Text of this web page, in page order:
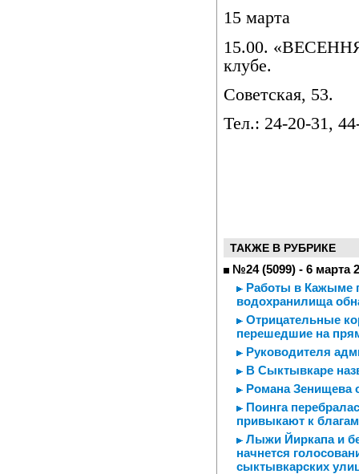
15 марта
15.00.
клубе.
Советская, 53.
Тел.: 24-20-31,
ТАКЖЕ В РУБРИКЕ
№24 (5099) - 6 марта
Работы в Кажыме
водохранилища
Отрицательные
перешедшие на
Руководителя
В Сыктывкаре
Романа Зенищева
Поинга
привыкают к
Лыжи Йиркапа и
начнется
сыктывкарских